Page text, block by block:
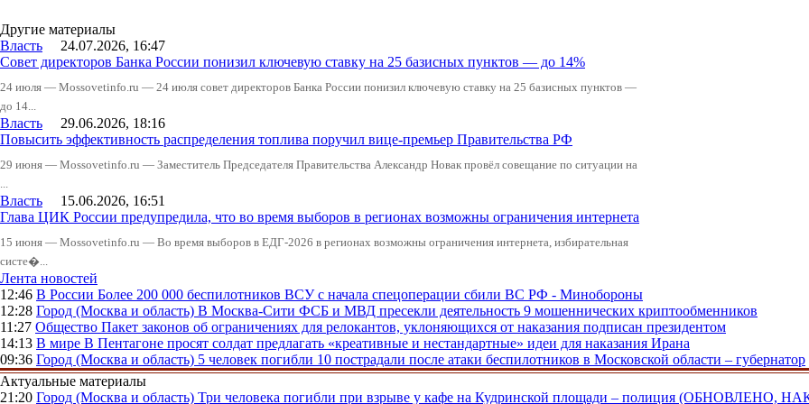
Другие материалы
Власть 24.07.2026, 16:47
Совет директоров Банка России понизил ключевую ставку на 25 базисных пунктов — до 14%
24 июля — Mossovetinfo.ru — 24 июля совет директоров Банка России понизил ключевую ставку на 25 базисных пунктов —
до 14...
Власть 29.06.2026, 18:16
Повысить эффективность распределения топлива поручил вице-премьер Правительства РФ
29 июня — Mossovetinfo.ru — Заместитель Председателя Правительства Александр Новак провёл совещание по ситуации на
...
Власть 15.06.2026, 16:51
Глава ЦИК России предупредила, что во время выборов в регионах возможны ограничения интернета
15 июня — Mossovetinfo.ru — Во время выборов в ЕДГ-2026 в регионах возможны ограничения интернета, избирательная
систе�...
Лента новостей
12:46 В России Более 200 000 беспилотников ВСУ с начала спецоперации сбили ВС РФ - Минобороны
12:28 Город (Москва и область) В Москва-Сити ФСБ и МВД пресекли деятельность 9 мошеннических криптообменников
11:27 Общество Пакет законов об ограничениях для релокантов, уклоняющихся от наказания подписан президентом
14:13 В мире В Пентагоне просят солдат предлагать «креативные и нестандартные» идеи для наказания Ирана
09:36 Город (Москва и область) 5 человек погибли 10 пострадали после атаки беспилотников в Московской области – губернатор
Актуальные материалы
21:20 Город (Москва и область) Три человека погибли при взрыве у кафе на Кудринской площади – полиция (ОБНОВЛЕНО,